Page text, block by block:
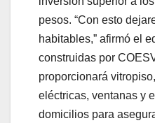
pesos. “Con esto
habitables,” afirmó el
construidas por
proporcionará
eléctricas, ventanas y
domicilios para